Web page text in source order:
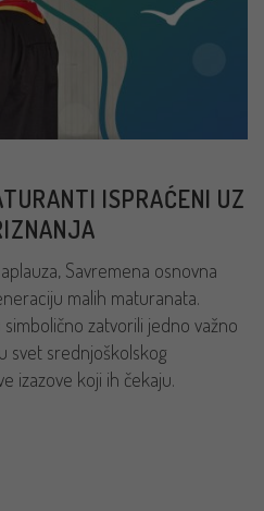
ISPRAĆENI UZ
Savremena osnovna
malih maturanata.
zatvorili jedno važno
svet srednjoškolskog
izazove koji ih čekaju.